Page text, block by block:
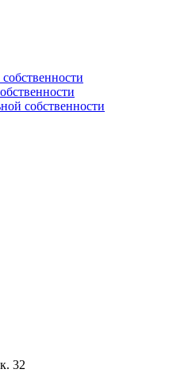
собственности
32